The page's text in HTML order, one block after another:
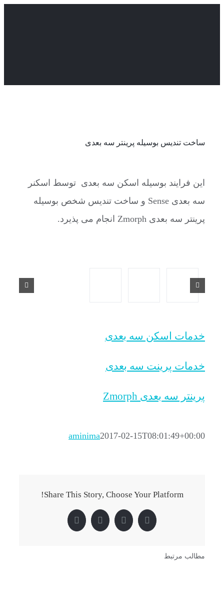
ساخت تندیس بوسیله پرینتر سه بعدی
این فرایند بوسیله اسکن سه بعدی توسط اسکنر
سه بعدی Sense و ساخت تندیس شخص بوسیله
پرینتر سه بعدی Zmorph انجام می پذیرد.
خدمات اسکن سه بعدی
خدمات پرینت سه بعدی
پرینتر سه بعدی Zmorph
aminima2017-02-15T08:01:49+00:00
Share This Story, Choose Your Platform!
Facebook
Twitter
LinkedIn
Pinterest
مطالب مرتبط